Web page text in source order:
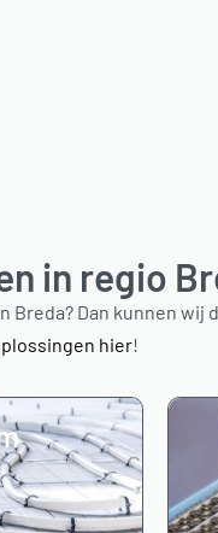
in regio
Dan kunnen
hier!